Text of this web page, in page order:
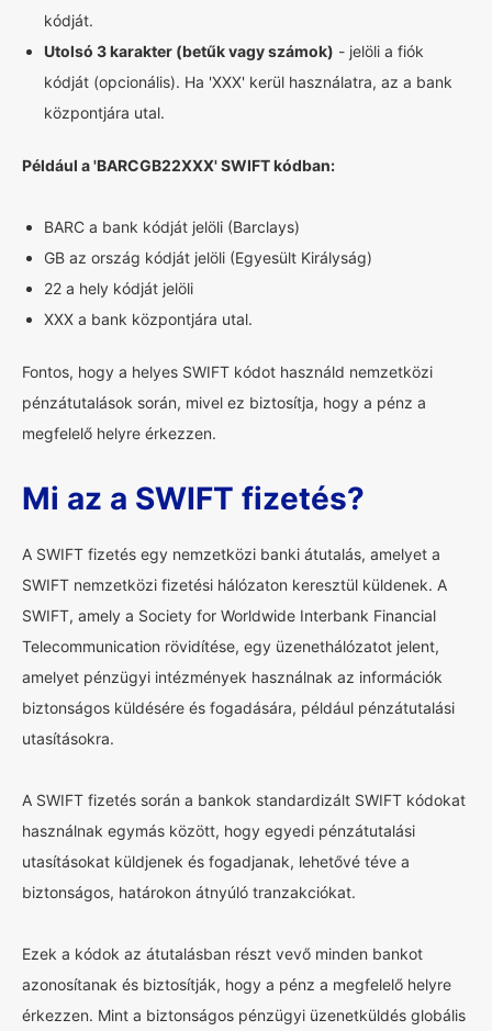
kódját.
Utolsó 3 karakter (betűk vagy számok) - jelöli a fiók
kódját (opcionális). Ha 'XXX' kerül használatra, az a bank
központjára utal.
Például a 'BARCGB22XXX' SWIFT kódban:
BARC a bank kódját jelöli (Barclays)
GB az ország kódját jelöli (Egyesült Királyság)
22 a hely kódját jelöli
XXX a bank központjára utal.
Fontos, hogy a helyes SWIFT kódot használd nemzetközi
pénzátutalások során, mivel ez biztosítja, hogy a pénz a
megfelelő helyre érkezzen.
Mi az a SWIFT fizetés?
A SWIFT fizetés egy nemzetközi banki átutalás, amelyet a
SWIFT nemzetközi fizetési hálózaton keresztül küldenek. A
SWIFT, amely a Society for Worldwide Interbank Financial
Telecommunication rövidítése, egy üzenethálózatot jelent,
amelyet pénzügyi intézmények használnak az információk
biztonságos küldésére és fogadására, például pénzátutalási
utasításokra.
A SWIFT fizetés során a bankok standardizált SWIFT kódokat
használnak egymás között, hogy egyedi pénzátutalási
utasításokat küldjenek és fogadjanak, lehetővé téve a
biztonságos, határokon átnyúló tranzakciókat.
Ezek a kódok az átutalásban részt vevő minden bankot
azonosítanak és biztosítják, hogy a pénz a megfelelő helyre
érkezzen. Mint a biztonságos pénzügyi üzenetküldés globális